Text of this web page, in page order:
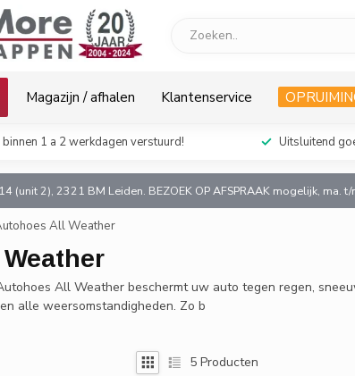
Magazijn / afhalen Klantenservice
1 a 2 werkdagen verstuurd! Uitsluitend
(unit 2), 2321 BM Leiden. BEZOEK OP AFSPRAAK mogelijk,
All Weather
All Weather beschermt uw auto tegen regen,
alle weersomstandigheden. Zo b
5 Producten